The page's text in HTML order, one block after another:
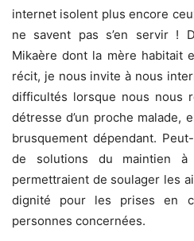
internet isolent plus encore
ne savent pas s’en servir !
Mikaère dont la mère habitait
récit, je nous invite à nous
difficultés lorsque nous nous
détresse d’un proche malade,
brusquement dépendant.
de solutions du maintien
permettraient de soulager les
dignité pour les prises en
personnes concernées.